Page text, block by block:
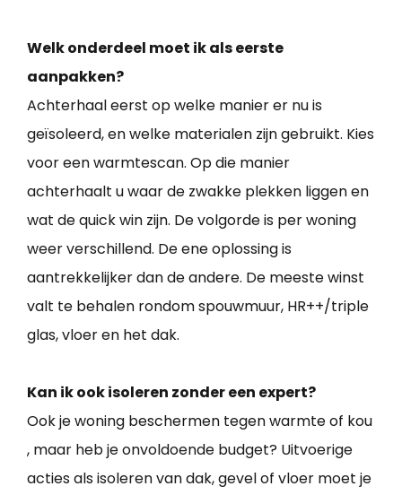
Welk onderdeel moet ik als eerste
aanpakken?
Achterhaal eerst op welke manier er nu is
geïsoleerd, en welke materialen zijn gebruikt. Kies
voor een warmtescan. Op die manier
achterhaalt u waar de zwakke plekken liggen en
wat de quick win zijn. De volgorde is per woning
weer verschillend. De ene oplossing is
aantrekkelijker dan de andere. De meeste winst
valt te behalen rondom spouwmuur, HR++/triple
glas, vloer en het dak.
Kan ik ook isoleren zonder een expert?
Ook je woning beschermen tegen warmte of kou
, maar heb je onvoldoende budget? Uitvoerige
acties als isoleren van dak, gevel of vloer moet je